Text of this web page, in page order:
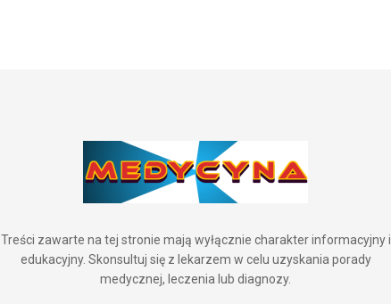
Treści zawarte na tej stronie mają wyłącznie charakter informacyjny i
edukacyjny. Skonsultuj się z lekarzem w celu uzyskania porady
medycznej, leczenia lub diagnozy.